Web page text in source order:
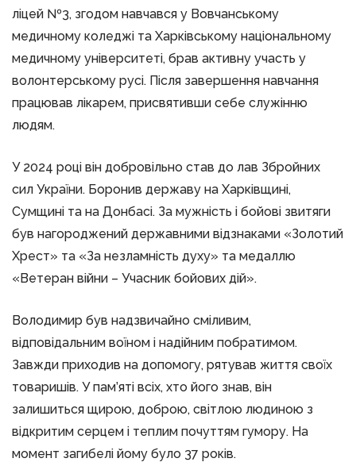
ліцей №3, згодом навчався у Вовчанському
медичному коледжі та Харківському національному
медичному університеті, брав активну участь у
волонтерському русі. Після завершення навчання
працював лікарем, присвятивши себе служінню
людям.
У 2024 році він добровільно став до лав Збройних
сил України. Боронив державу на Харківщині,
Сумщині та на Донбасі. За мужність і бойові звитяги
був нагороджений державними відзнаками «Золотий
Хрест» та «За незламність духу» та медаллю
«Ветеран війни – Учасник бойових дій».
Володимир був надзвичайно сміливим,
відповідальним воїном і надійним побратимом.
Завжди приходив на допомогу, рятував життя своїх
товаришів. У пам’яті всіх, хто його знав, він
залишиться щирою, доброю, світлою людиною з
відкритим серцем і теплим почуттям гумору. На
момент загибелі йому було 37 років.